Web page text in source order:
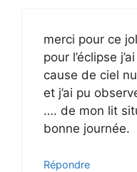
merci pour ce
pour l’éclipse
cause de ciel
et j’ai pu
…. de mon lit
bonne journée.
Répondre